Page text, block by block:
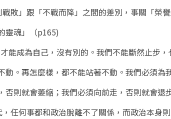
敗」跟「不戰而降」之間的差別，事關「榮
靈魂」（p165)
能成為自己，沒有別的。我們不能斷然止步
動。再怎麼樣，都不能站著不動。我們必須為
否則就會萎縮；我們必須向前走，否則就會退
任何事都和政治脫離不了關係，而政治本身